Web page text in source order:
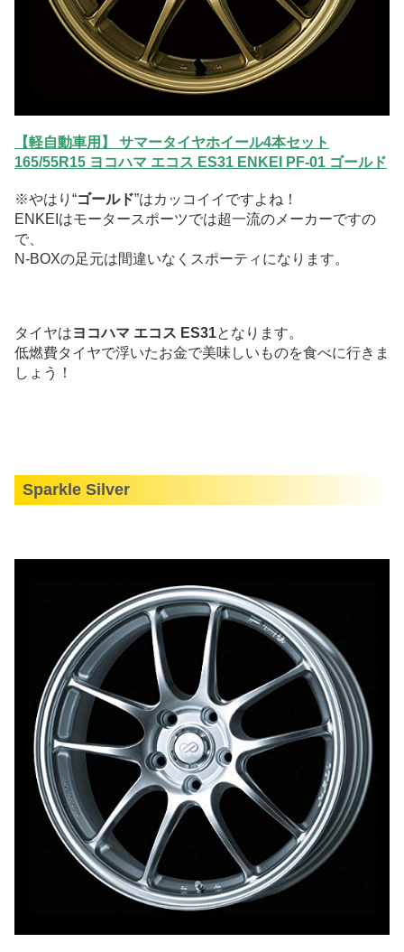
【軽自動車用】 サマータイヤホイール4本セット
165/55R15 ヨコハマ エコス ES31 ENKEI PF-01 ゴールド
※やはり“ゴールド”はカッコイイですよね！
ENKEIはモータースポーツでは超一流のメーカーですの
で、
N-BOXの足元は間違いなくスポーティになります。
タイヤはヨコハマ エコス ES31となります。
低燃費タイヤで浮いたお金で美味しいものを食べに行きま
しょう！
Sparkle Silver